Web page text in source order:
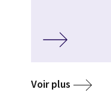
Voir plus